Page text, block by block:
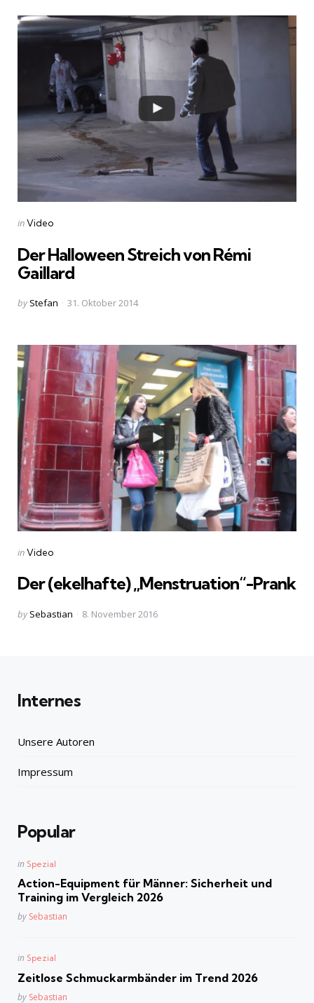
Categories
Posted
inVideo
Der Halloween Streich von Rémi
Gaillard
Posted
by Stefan 31. Oktober 2014
Categories
Posted
inVideo
Der (ekelhafte) „Menstruation“-Prank
Posted
by Sebastian 8. November 2016
Internes
Unsere Autoren
Impressum
Popular
Posted
in Spezial
Action-Equipment für Männer: Sicherheit und
Training im Vergleich 2026
Posted
by Sebastian
Posted
in Spezial
Zeitlose Schmuckarmbänder im Trend 2026
Posted
by Sebastian